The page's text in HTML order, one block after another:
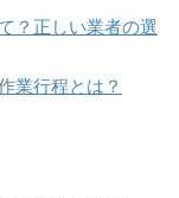
？正しい業者の選
業行程とは？